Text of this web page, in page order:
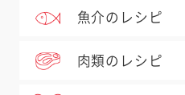
魚介のレシピ
肉類のレシピ